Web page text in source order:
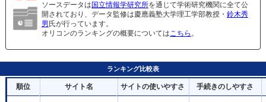
ソースデータは 国立情報学研究所を通じて学術研究機関に全て公
開されており、データ監修は慶應義塾大学理工学部教授・ 鈴木秀
男 氏が行っています。
オリコンのランキングの概要についてはこちら 。
ランキング比較表
順位 サイト名 サイトの使いやすさ 手続きのしやすさ